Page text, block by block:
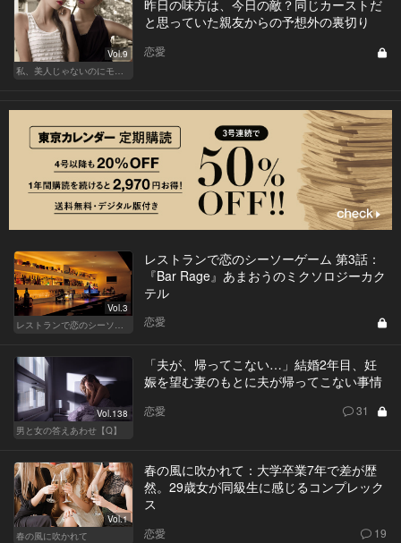
Vol.9
私、美人じゃないのにモテるんです。
昨日の味方は、今日の敵？同じカーストだ
と思っていた親友からの予想外の裏切り
恋愛
Vol.3
レストランで恋のシーソーゲーム（MAN）
レストランで恋のシーソーゲーム 第3話：
『Bar Rage』あまおうのミクソロジーカク
テル
恋愛
Vol.138
男と女の答えあわせ【Q】
「夫が、帰ってこない…」結婚2年目、妊
娠を望む妻のもとに夫が帰ってこない事情
恋愛 31
Vol.1
春の風に吹かれて
春の風に吹かれて：大学卒業7年で差が歴
然。29歳女が同級生に感じるコンプレック
ス
恋愛 19